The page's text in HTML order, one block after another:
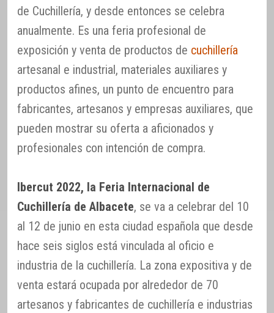
de Cuchillería, y desde entonces se celebra
anualmente. Es una feria profesional de
exposición y venta de productos de cuchillería
artesanal e industrial, materiales auxiliares y
productos afines, un punto de encuentro para
fabricantes, artesanos y empresas auxiliares, que
pueden mostrar su oferta a aficionados y
profesionales con intención de compra.
Ibercut 2022, la Feria Internacional de
Cuchillería de Albacete, se va a celebrar del 10
al 12 de junio en esta ciudad española que desde
hace seis siglos está vinculada al oficio e
industria de la cuchillería. La zona expositiva y de
venta estará ocupada por alrededor de 70
artesanos y fabricantes de cuchillería e industrias